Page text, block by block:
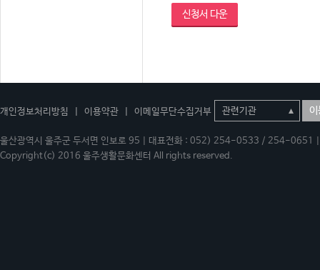
신청서 다운
개인정보처리방침 이용약관 이메일무단수집거부 이
울산광역시 울주군 두서면 인보로 95 | 대표전화 : 052) 254-0533 / 254-
Copyright(c) 2016 울주생활문화센터 All rights reserved.